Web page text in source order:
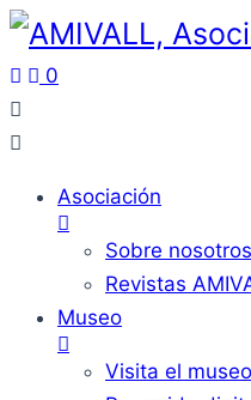
0
Asociación
Sobre nosotros
Revistas
Museo
Visita el museo